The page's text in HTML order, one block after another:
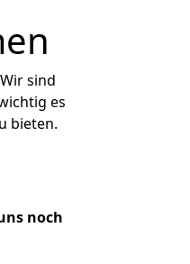
sind
es
bieten.
noch